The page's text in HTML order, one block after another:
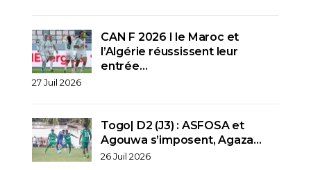
CAN F 2026 I le Maroc et
l’Algérie réussissent leur
entrée…
27 Juil 2026
Togo| D2 (J3) : ASFOSA et
Agouwa s’imposent, Agaza…
26 Juil 2026